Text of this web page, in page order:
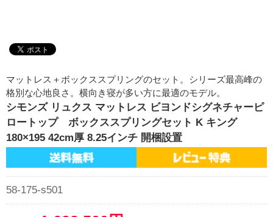
マットレス＋ボックススプリングのセット。シリーズ最高峰の
格別な心地良さ。横向き寝が多い方に最適のモデル。
シモンズ リュクス マットレス ビヨンドシグネチャーピ
ロートップ ボックススプリングセット K キング
180×195 42cm厚 8.25インチ 開梱設置
58-175-s501